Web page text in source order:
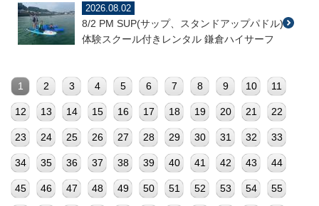
2026.08.02
8/2 PM SUP(サップ、スタンドアップパドル)
体験スクール付きレンタル 鎌倉ハイサーフ
1 2 3 4 5 6 7 8 9 10 11
12 13 14 15 16 17 18 19 20 21 22
23 24 25 26 27 28 29 30 31 32 33
34 35 36 37 38 39 40 41 42 43 44
45 46 47 48 49 50 51 52 53 54 55